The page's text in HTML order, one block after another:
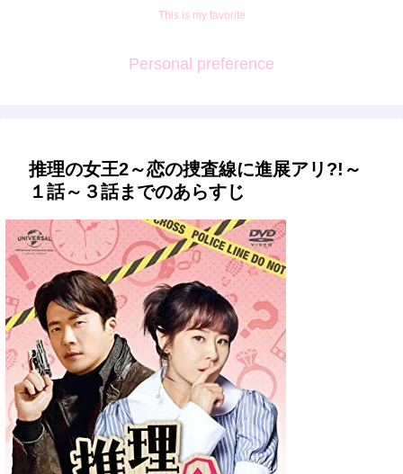
This is my favorite
Personal preference
推理の女王2～恋の捜査線に進展アリ?!～
１話～３話までのあらすじ